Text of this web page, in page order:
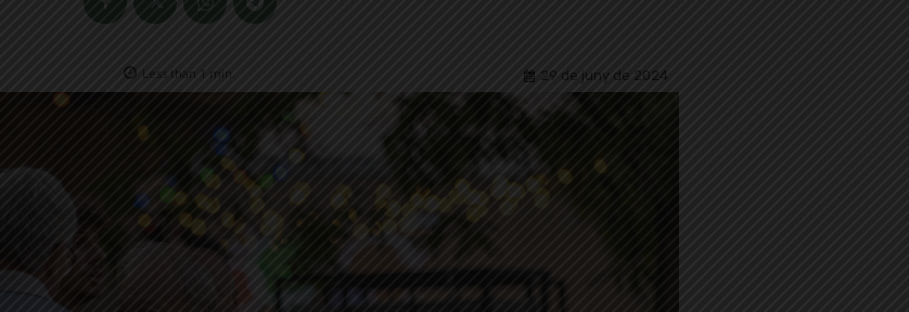
Less than 1 min. 29 de juny de 2024